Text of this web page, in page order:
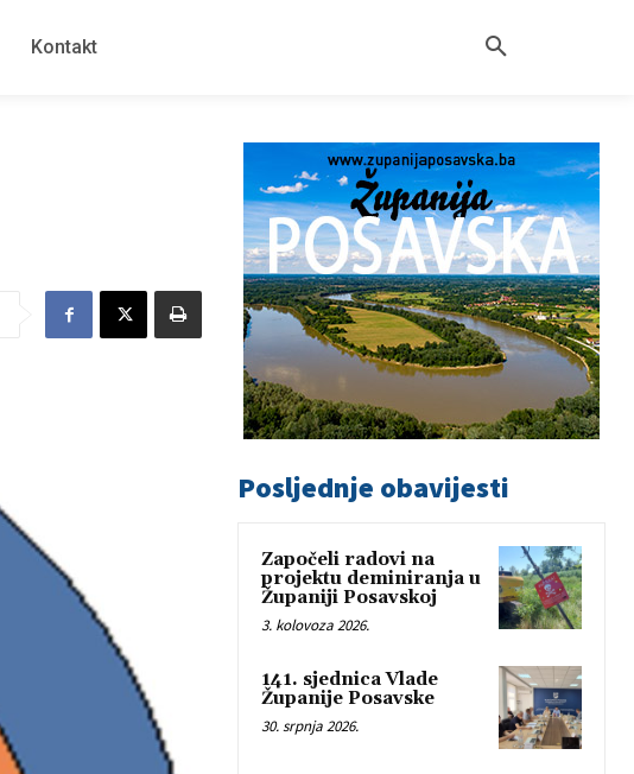
Kontakt
Posljednje obavijesti
Započeli radovi na
projektu deminiranja u
Županiji Posavskoj
3. kolovoza 2026.
141. sjednica Vlade
Županije Posavske
30. srpnja 2026.